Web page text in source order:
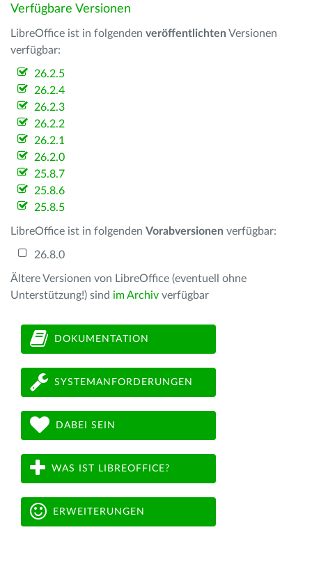
Verfügbare Versionen
LibreOffice ist in folgenden veröffentlichten Versionen
verfügbar:
26.2.5
26.2.4
26.2.3
26.2.2
26.2.1
26.2.0
25.8.7
25.8.6
25.8.5
LibreOffice ist in folgenden Vorabversionen verfügbar:
26.8.0
Ältere Versionen von LibreOffice (eventuell ohne
Unterstützung!) sind im Archiv verfügbar
DOKUMENTATION
SYSTEMANFORDERUNGEN
DABEI SEIN
WAS IST LIBREOFFICE?
ERWEITERUNGEN